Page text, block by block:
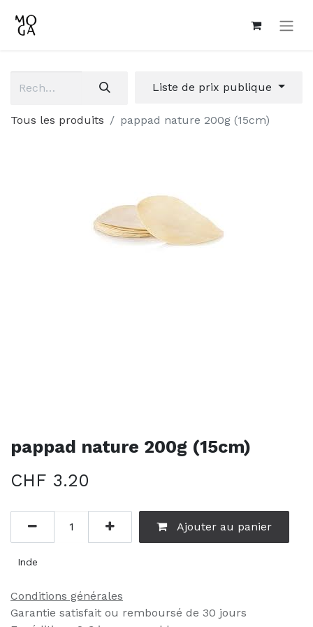
Liste de prix publique
Tous les produits pappad nature 200g (15cm)
pappad nature 200g (15cm)
CHF 3.20
Ajouter au panier
Inde
Conditions générales
Garantie satisfait ou remboursé de 30 jours